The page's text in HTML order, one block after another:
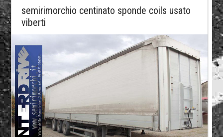
semirimorchio centinato sponde coils usato
viberti